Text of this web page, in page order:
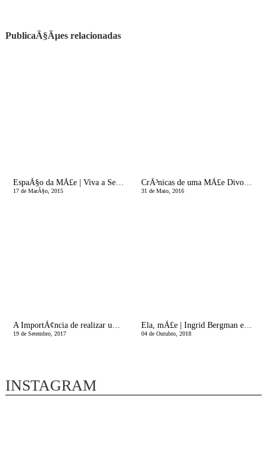
PublicaÃ§Ãµes relacionadas
EspaÃ§o da MÃ£e | Viva a Segunda-Feira!
17 de MarÃ§o, 2015
CrÃ³nicas de uma MÃ£e Divorciada | Qual Ã© a tua Etiqueta?
31 de Maio, 2016
A ImportÃ¢ncia de realizar um programa de PreparaÃ§Ã£o do Nascimento! | EspaÃ§o SaÃºde da Mulher
19 de Setembro, 2017
Ela, mÃ£e | Ingrid Bergman e Isabella Rossellini
04 de Outubro, 2018
INSTAGRAM